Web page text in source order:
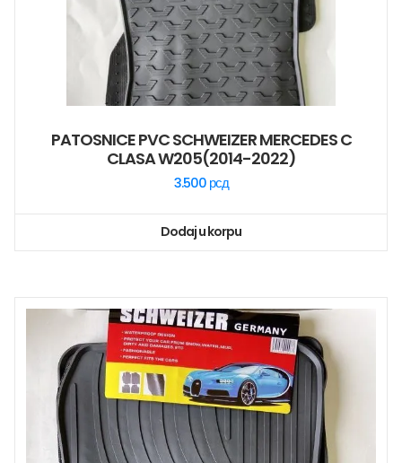
PATOSNICE PVC SCHWEIZER MERCEDES C
CLASA W205(2014-2022)
3.500 рсд
Dodaj u korpu